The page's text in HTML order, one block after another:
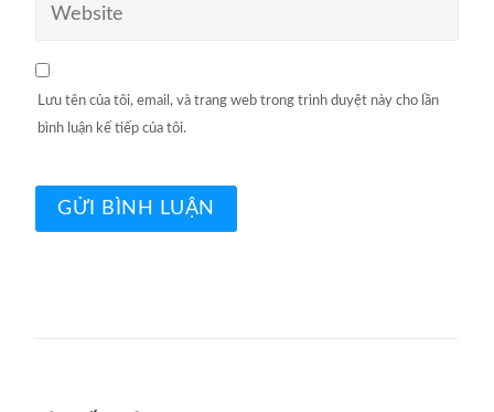
Lưu tên của tôi, email, và trang web trong trình duyệt này cho lần
bình luận kế tiếp của tôi.